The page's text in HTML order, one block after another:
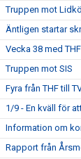
Truppen mot
Äntligen startar
Vecka 38 med THF
Truppen mot SIS
Fyra från THF till
1/9 - En kväll för
Information om
Rapport från